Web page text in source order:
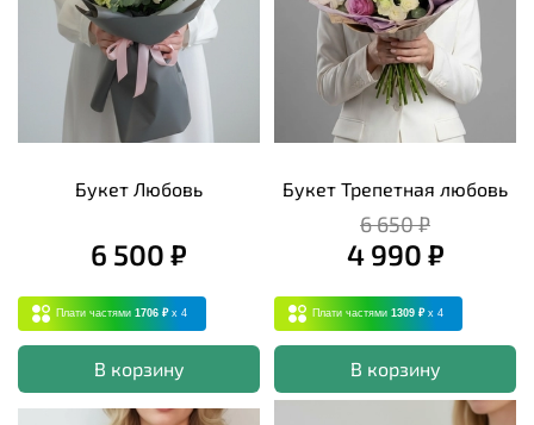
Букет Любовь
6 500 ₽
Плати частями 1706 ₽ x 4
В корзину
Букет Трепетная любовь
6 650 ₽
4 990 ₽
Плати частями 1309 ₽ x 4
В корзину